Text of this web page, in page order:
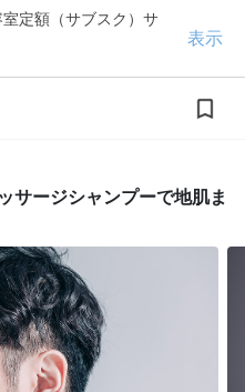
定額（サブスク）サ
表示
サージシャンプーで地肌ま